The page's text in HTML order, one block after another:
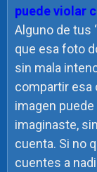
puede violar
Alguno de tus
que esa foto
sin mala
compartir esa
imagen
imaginaste,
cuenta. Si no
cuentes a